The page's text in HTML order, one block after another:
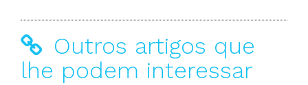
Outros artigos que
lhe podem interessar